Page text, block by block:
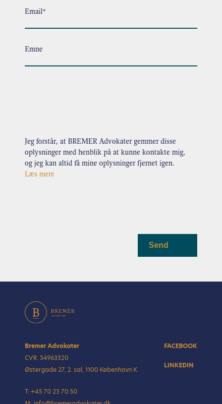
Email*
Emne
Jeg forstår, at BREMER Advokater gemmer disse
oplysninger med henblik på at kunne kontakte mig,
og jeg kan altid få mine oplysninger fjernet igen.
Læs mere
Send
Bremer Advokater
CVR. 34963320
Østergade 27, 2. sal, 1100 København K
T:+45 70 23 70 50
FACEBOOK
LINKEDIN